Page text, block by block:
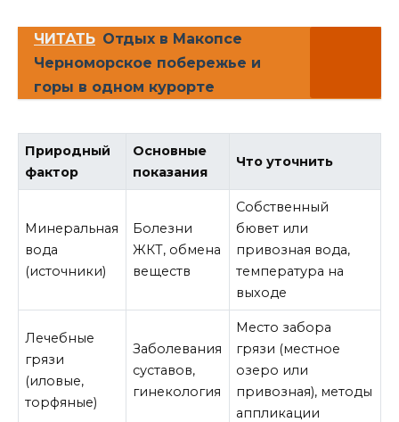
ЧИТАТЬ Отдых в Макопсе
Черноморское побережье и
горы в одном курорте
Природный
фактор
Основные
показания
Что уточнить
Минеральная
вода
(источники)
Болезни
ЖКТ, обмена
веществ
Собственный
бювет или
привозная вода,
температура на
выходе
Лечебные
грязи
(иловые,
торфяные)
Заболевания
суставов,
гинекология
Место забора
грязи (местное
озеро или
привозная), методы
аппликации